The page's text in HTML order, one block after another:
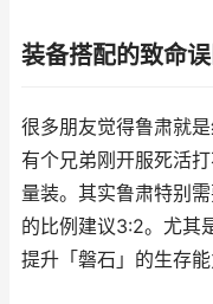
装备搭配的致命
很多朋友觉得鲁肃就
有个兄弟刚开服死活
量装。其实鲁肃特别
的比例建议3:2。尤其
提升「磐石」的生存能